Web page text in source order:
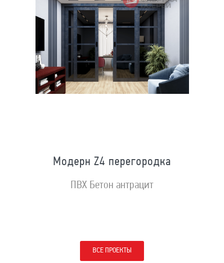
Модерн Z4 перегородка
ПВХ Бетон антрацит
ВСЕ ПРОЕКТЫ